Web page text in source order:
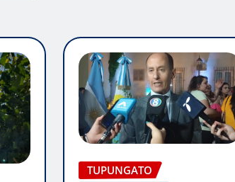
TUPUNGATO